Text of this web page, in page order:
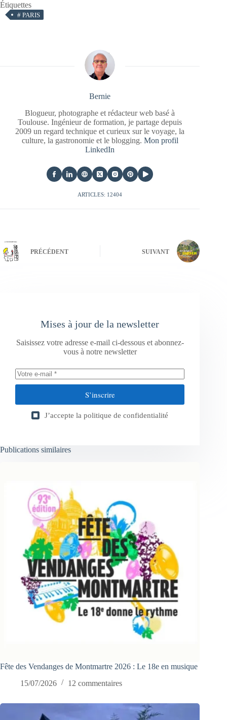
Étiquettes
# PARIS
Bernie
Blogueur, photographe et rédacteur web basé à
Toulouse. Ingénieur de formation, je partage depuis
2009 un regard technique et curieux sur le voyage, la
culture, la gastronomie et le blogging. Mon profil
LinkedIn
ARTICLES: 12404
PRÉCÉDENT SUIVANT
Mises à jour de la newsletter
Saisissez votre adresse e-mail ci-dessous et abonnez-
vous à notre newsletter
S’inscrire
J’accepte la politique de confidentialité
Publications similaires
Fête des Vendanges de Montmartre 2026 : Le 18e en musique
15/07/2026
12 commentaires